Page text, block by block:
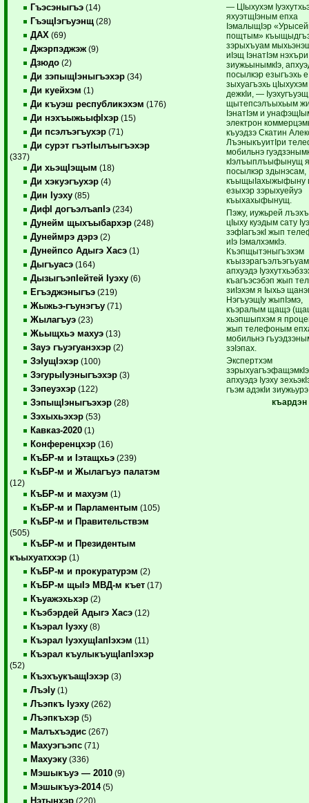
Гъэсэныгъэ (14)
ГъэщIэгъуэнщ (28)
ДАХ (69)
Джэрпэджэж (9)
Дзюдо (2)
Ди зэпыщIэныгъэхэр (34)
Ди куейхэм (1)
Ди къуэш республикэхэм (176)
Ди нэхъыжьыфIхэр (15)
Ди псэлъэгъухэр (71)
Ди сурэт гъэтIылъыгъэхэр
(337)
Ди хьэщIэщым (18)
Ди хэкуэгъухэр (4)
Дин Iуэху (85)
ДифI догъэлъапIэ (234)
Дунейм щыхъыбархэр (248)
Дунеймрэ дэрэ (2)
Дунейпсо Адыгэ Хасэ (1)
Дыгъуасэ (164)
ДызыгъэпIейтей Iуэху (6)
Егъэджэныгъэ (219)
Жыжьэ-гъунэгъу (71)
Жылагъуэ (23)
Жьыщхьэ махуэ (13)
Зауэ гъуэгуанэхэр (2)
ЗэIущIэхэр (100)
ЗэгурыIуэныгъэхэр (3)
Зэпеуэхэр (122)
ЗэпыщIэныгъэхэр (28)
Зэхыхьэхэр (53)
Кавказ-2020 (1)
Конференцхэр (16)
КъБР-м и Iэтащхьэ (239)
КъБР-м и Жылагъуэ палатэм
(12)
КъБР-м и махуэм (1)
КъБР-м и Парламентым (105)
КъБР-м и Правительствэм
(505)
КъБР-м и Президентым
къыхуатххэр (1)
КъБР-м и прокуратурэм (2)
КъБР-м щыIэ МВД-м къет (17)
Къуажэхьхэр (2)
Къэбэрдей Адыгэ Хасэ (12)
Къэрал Iуэху (8)
Къэрал IуэхущIапIэхэм (11)
Къэрал къулыкъущIапIэхэр
(52)
КъэхъукъащIэхэр (3)
ЛъэIу (1)
Лъэпкъ Iуэху (262)
Лъэпкъхэр (5)
Малъхъэдис (267)
Махуэгъэпс (71)
Махуэку (336)
Мэшыкъуэ — 2010 (9)
Мэшыкъуэ-2014(5)
Нэтынхэр (220)
— ЦIыхухэм
яхуэтщIэным епха
IэмалыщIэр
пощтым»
зэрыхъуам
иIэщ IэнатIэм нэхъри
зиужьынымкIэ,
посылкэр езыгъэхь е
зыхуагъэхь цIыхухэм
дежкIи, —
щытепсэлъыхьым
IэнатIэм и
электрон
къуэдзэ Скатин
ЛъэныкъуитIри
мобильнэ
кIэлъыплъыфынущ я
посылкэр здынэсам,
къыщыIахыжыфыну
езыхэр зэрыхуейуэ
къыхахыфынущ.
Пэжу, иужьрей
цIыху куэдым сату
зэфIагъэкI жып
иIэ IэмалхэмкIэ.
Къэпщытэныгъэхэм
апхуэдэ
къагъэсэбэп жып
зиIэхэм я Iыхьэ
НэгъуэщIу жыпIэмэ,
къэралым щащэ
хьэпшыпхэм я
жып телефоным
мобильнэ
зэIэпах.
Экспертхэм
апхуэдэ Iуэху
гъэм адэкIи